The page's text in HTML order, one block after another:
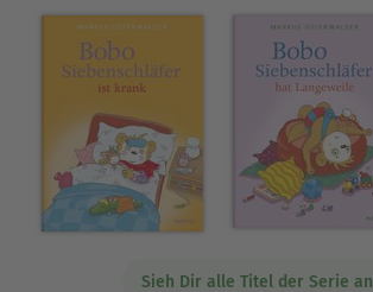
Paris.
Ausblenden
Sieh Dir alle Titel der Serie an